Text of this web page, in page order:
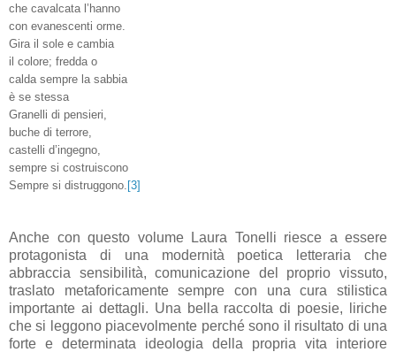
che cavalcata l’hanno
con evanescenti orme.
Gira il sole e cambia
il colore; fredda o
calda sempre la sabbia
è se stessa
Granelli di pensieri,
buche di terrore,
castelli d’ingegno,
sempre si costruiscono
Sempre si distruggono. [3]
Anche con questo volume Laura Tonelli riesce a essere
protagonista di una modernità poetica letteraria che
abbraccia sensibilità, comunicazione del proprio vissuto,
traslato metaforicamente sempre con una cura stilistica
importante ai dettagli. Una bella raccolta di poesie, liriche
che si leggono piacevolmente perché sono il risultato di una
forte e determinata ideologia della propria vita interiore